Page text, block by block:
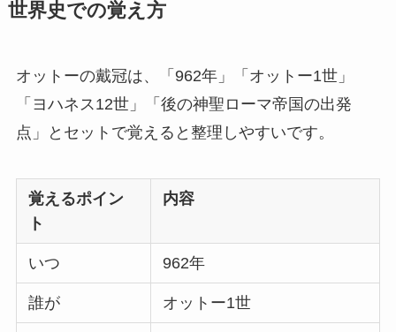
世界史での覚え方
オットーの戴冠は、「962年」「オットー1世」
「ヨハネス12世」「後の神聖ローマ帝国の出発
点」とセットで覚えると整理しやすいです。
覚えるポイン
ト
内容
いつ 962年
誰が オットー1世